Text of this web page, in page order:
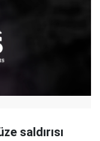
saldırısı